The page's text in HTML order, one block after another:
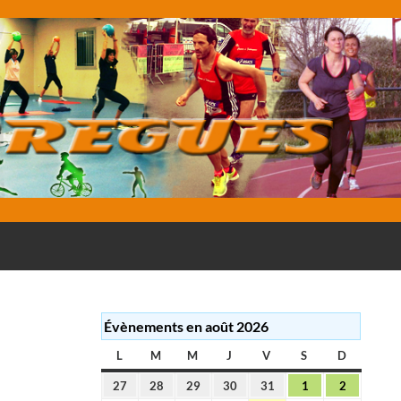
Évènements en août 2026
L LUNDI
M MARDI
M MERCREDI
J JEUDI
V VENDREDI
S SAMEDI
D
27 28 29 30 31 1 2